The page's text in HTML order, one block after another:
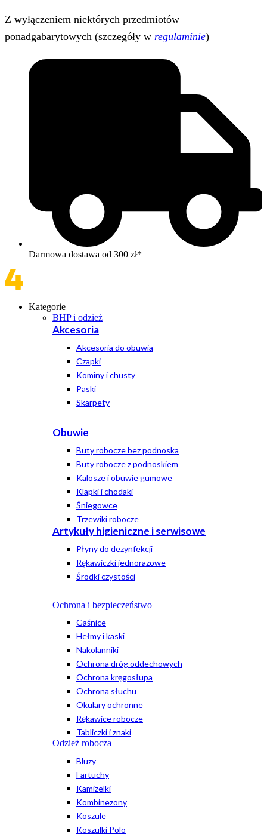
Z wyłączeniem niektórych przedmiotów
ponadgabarytowych (szczegóły w regulaminie)
Darmowa dostawa od 300 zł*
Kategorie
BHP i odzież
Akcesoria
Akcesoria do obuwia
Czapki
Kominy i chusty
Paski
Skarpety
Obuwie
Buty robocze bez podnoska
Buty robocze z podnoskiem
Kalosze i obuwie gumowe
Klapki i chodaki
Śniegowce
Trzewiki robocze
Artykuły higieniczne i serwisowe
Płyny do dezynfekcji
Rękawiczki jednorazowe
Środki czystości
Ochrona i bezpieczeństwo
Gaśnice
Hełmy i kaski
Nakolanniki
Ochrona dróg oddechowych
Ochrona kręgosłupa
Ochrona słuchu
Okulary ochronne
Rękawice robocze
Tabliczki i znaki
Odzież robocza
Bluzy
Fartuchy
Kamizelki
Kombinezony
Koszule
Koszulki Polo